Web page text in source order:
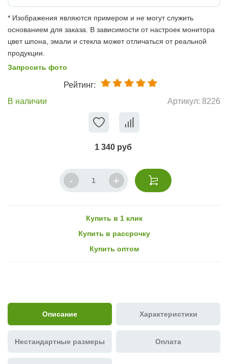
* Изображения являются примером и не могут служить
основанием для заказа. В зависимости от настроек монитора
цвет шпона, эмали и стекла может отличаться от реальной
продукции.
Запросить фото
Рейтинг:
В наличии
Артикул: 8226
1 340 руб
Купить в 1 клик
Купить в рассрочку
Купить оптом
Описание Характеристики
Нестандартные размеры Оплата